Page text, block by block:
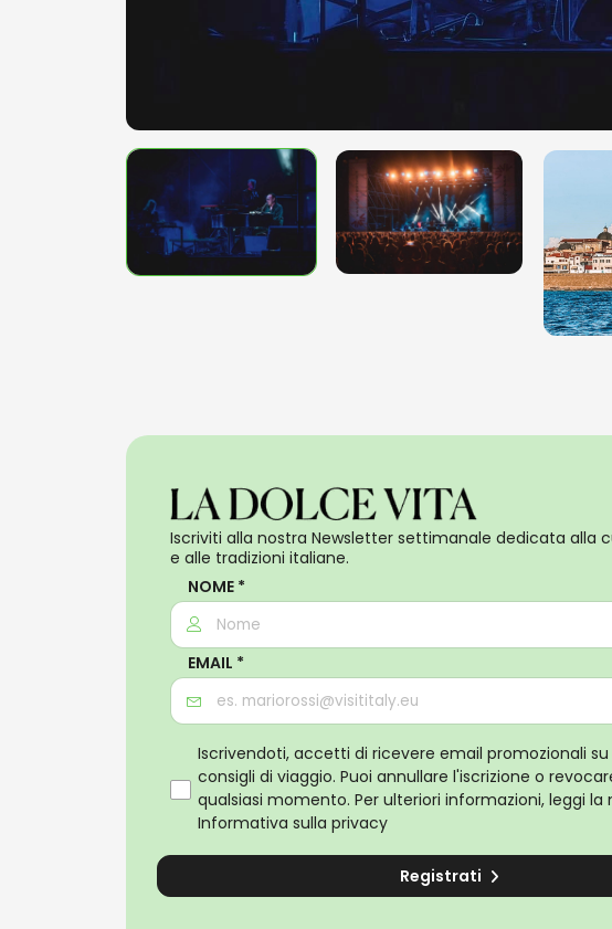
Iscriviti alla nostra Newsletter settimanale dedicata alla
e alle tradizioni italiane.
NOME *
EMAIL *
Iscrivendoti, accetti di ricevere email promozionali
consigli di viaggio. Puoi annullare l'iscrizione o
qualsiasi momento. Per ulteriori informazioni, leggi la
Informativa sulla privacy
Registrati